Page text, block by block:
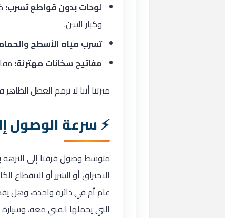
لوحات بدون قواطع تسرب:
وكبار السن.
تسرب مياه الأسطح
مفاتيح سخانات مهترئة:
ميزتنا أننا لا نرمم العطل
سرعة الوصول
متوسط وصول فرقنا إلى النزهة بين 20 و35 دقيقة من لحظة
الاحتراق أو الشرر أو
عام أم في دائرة واحدة، وهل